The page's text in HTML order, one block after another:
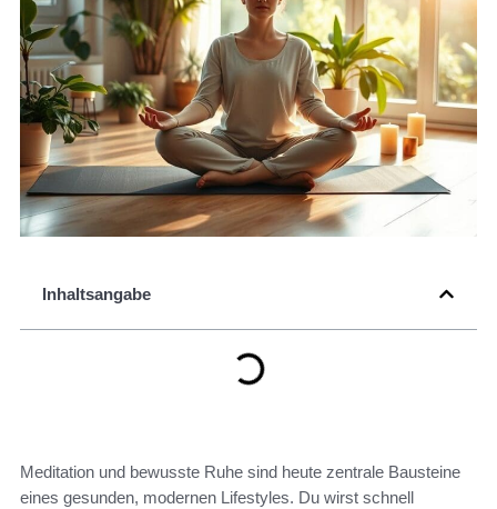
Inhaltsangabe
Meditation und bewusste Ruhe sind heute zentrale Bausteine
eines gesunden, modernen Lifestyles. Du wirst schnell